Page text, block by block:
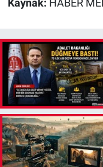
Kaynak: HABER